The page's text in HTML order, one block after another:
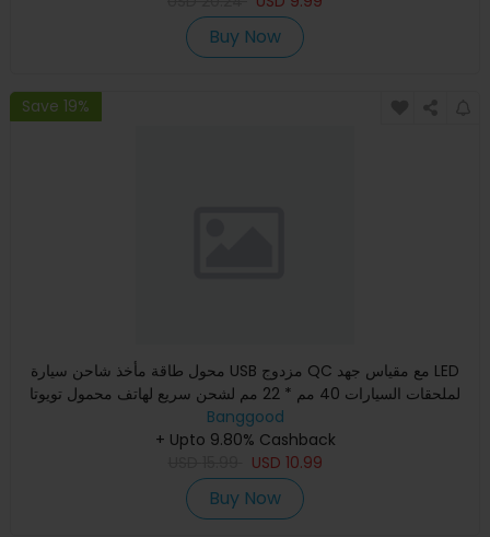
Buy Now
Save 19%
محول طاقة مأخذ شاحن سيارة USB مزدوج QC مع مقياس جهد LED
لملحقات السيارات 40 مم * 22 مم لشحن سريع لهاتف محمول تويوتا
12-2
Banggood
+ Upto 9.80% Cashback
USD 10.99
Buy Now